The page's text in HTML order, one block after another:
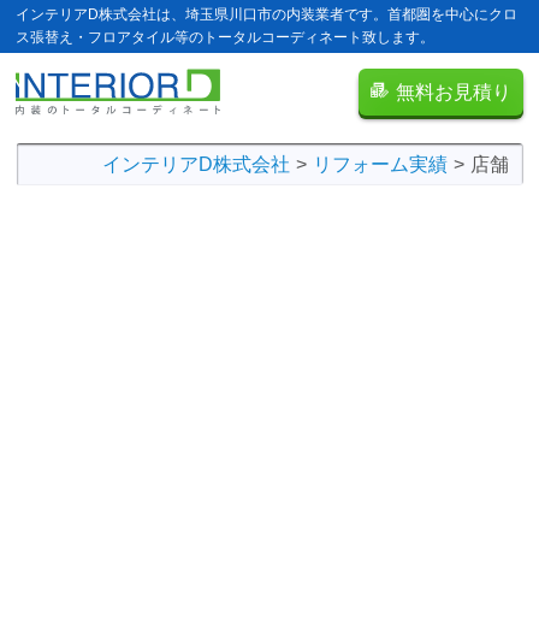
インテリアD株式会社は、埼玉県川口市の内装業者です。首都圏を中心にクロ
ス張替え・フロアタイル等のトータルコーディネート致します。
無料お見積り
インテリアD株式会社 リフォーム実績 店舗